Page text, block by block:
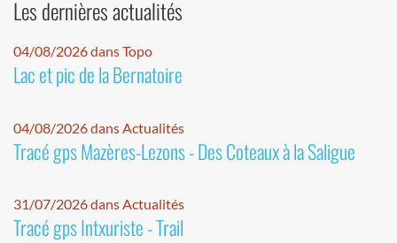
Les dernières actualités
04/08/2026 dans Topo
Lac et pic de la Bernatoire
04/08/2026 dans Actualités
Tracé gps Mazères-Lezons - Des Coteaux à la Saligue
31/07/2026 dans Actualités
Tracé gps Intxuriste - Trail